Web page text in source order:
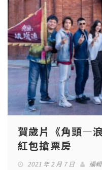
賀歲片《角頭—
紅包搶票房
2021 年 2 月 7 日 編